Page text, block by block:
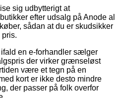
sig udbytterigt at
efter udsalg på Anode al
sådan at du er skudsikker
pris.
en e-forhandler sælger
der virker grænseløst
være et tegn på en
kort er ikke desto mindre
der passer på folk overfor